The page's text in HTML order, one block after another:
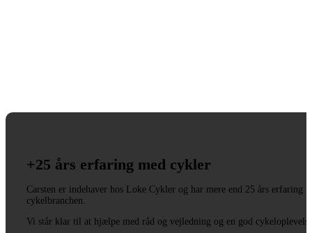
+25 års erfaring med cykler
Carsten er indehaver hos Loke Cykler og har mere end 25 års erfaring i
cykelbranchen.
Vi står klar til at hjælpe med råd og vejledning og en god